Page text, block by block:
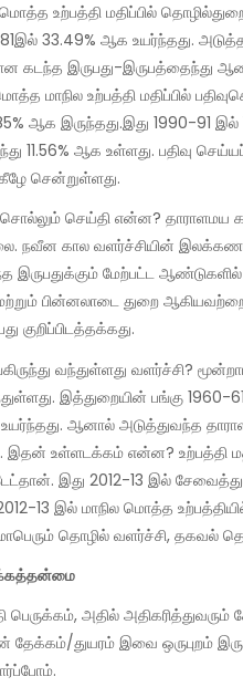
மொத்த உற்பத்தி மதிப்பில்
81இல் 33.49% ஆக உயர்ந்தது.
கடந்த இருபது-இருபத்தைந்து
மாநில உற்பத்தி மதிப்பில்
ஆக இருந்தது.இது 1990-91
11.56% ஆக உள்ளது. பதிவு
கீழே சென்றுள்ளது.
நவீன கால வளர்ச்சியின்
இருபதுக்கும் மேற்பட்ட
பின்னலாடை துறை
குறிப்பிடத்தக்கது.
இத்துறையின் பங்கு
ஆனால் அடுத்துவந்த
இதன் உள்ளடக்கம் என்ன? உற்பத்தி
இது 2012-13 இல்
13 இல் மாநில மொத்த
தொழில் வளர்ச்சி, தகவல்
துயரம் இவை ஒருபுறம்